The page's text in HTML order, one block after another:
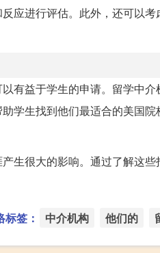
应进行评估。此外，还可以
有益于学生的申请。留学中
学生找到他们最适合的美国
生很大的影响。通过了解这
标签： 中介机构 他们的